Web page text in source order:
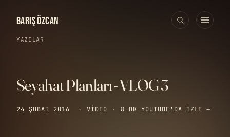
BARIŞ ÖZCAN
YAZILAR
Seyahat Planları - VLOG 3
24 ŞUBAT 2016 · VIDEO · 8 DK YOUTUBE'DA IZLE →